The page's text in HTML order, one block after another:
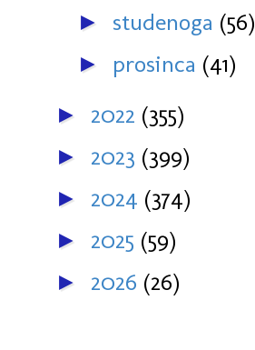
► studenoga (56)
► prosinca (41)
► 2022 (355)
► 2023 (399)
► 2024 (374)
► 2025 (59)
► 2026 (26)